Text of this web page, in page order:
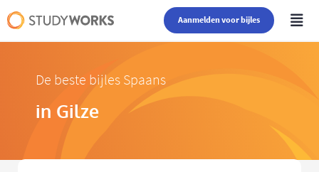
Aanmelden voor bijles
De beste bijles Spaans
in Gilze